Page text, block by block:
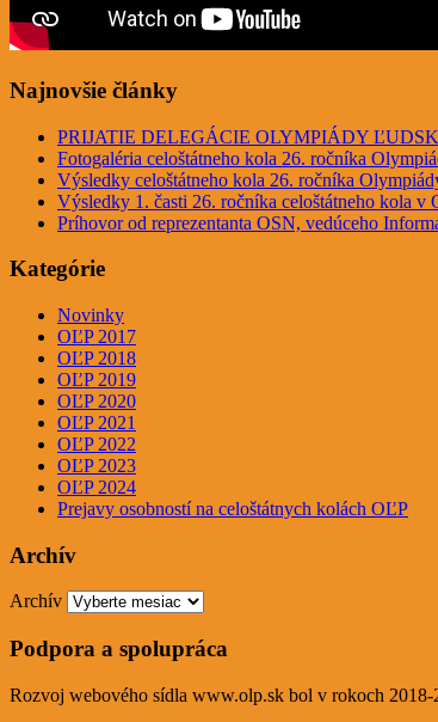
Najnovšie články
PRIJATIE DELEGÁCIE OLYMPIÁDY
Fotogaléria celoštátneho kola 26. ročníka
Výsledky celoštátneho kola 26. ročníka
Výsledky 1. časti 26. ročníka celoštátneho kola v
Príhovor od reprezentanta OSN, vedúceho
Kategórie
Novinky
OĽP 2017
OĽP 2018
OĽP 2019
OĽP 2020
OĽP 2021
OĽP 2022
OĽP 2023
OĽP 2024
Prejavy osobností na celoštátnych kolách OĽP
Archív
Archív
Podpora a spolupráca
Rozvoj webového sídla www.olp.sk bol v rokoch 2018-